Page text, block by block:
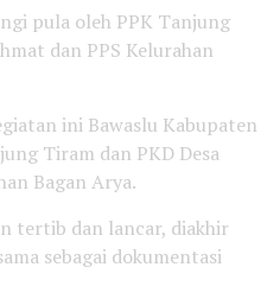
pula oleh PPK Tanjung
dan PPS Kelurahan
ini Bawaslu Kabupaten
Tiram dan PKD Desa
Bagan Arya.
tertib dan lancar, diakhir
sebagai dokumentasi